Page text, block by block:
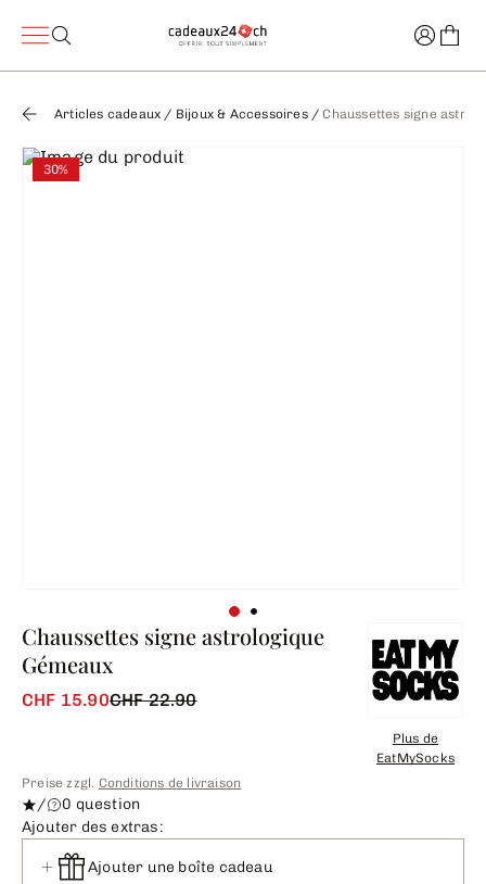
Articles cadeaux / Bijoux & Accessoires/Chaussettes signe
30%
Chaussettes signe astrologique
Gémeaux
CHF 15.90CHF 22.90
Plus de
EatMySocks
Preise zzgl. Conditions de livraison
/
0 question
Ajouter des extras:
Ajouter une boîte cadeau